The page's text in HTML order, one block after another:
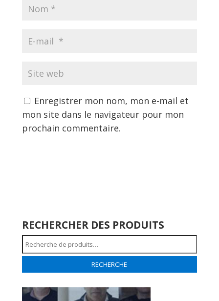
Enregistrer mon nom, mon e-mail et
mon site dans le navigateur pour mon
prochain commentaire.
RECHERCHER DES PRODUITS
Recherche
pour :
RECHERCHE